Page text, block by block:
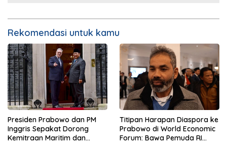
Rekomendasi untuk kamu
Presiden Prabowo dan PM
Inggris Sepakat Dorong
Kemitraan Maritim dan
Titipan Harapan Diaspora ke
Prabowo di World Economic
Forum: Bawa Pemuda RI